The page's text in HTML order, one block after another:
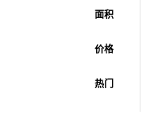
面积
价格
热门